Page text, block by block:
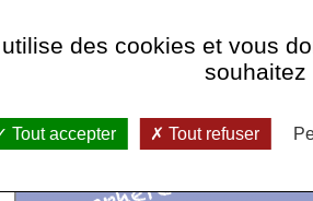
des cookies et vous
souhaitez
Tout accepter Tout refuser